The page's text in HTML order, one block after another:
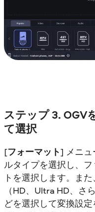
ステップ 3. OGV
て選択
[フォーマット] メニュ
ルタイプを選択し、
トを選択します。ま
（HD、Ultra HD、さ
どを選択して変換設